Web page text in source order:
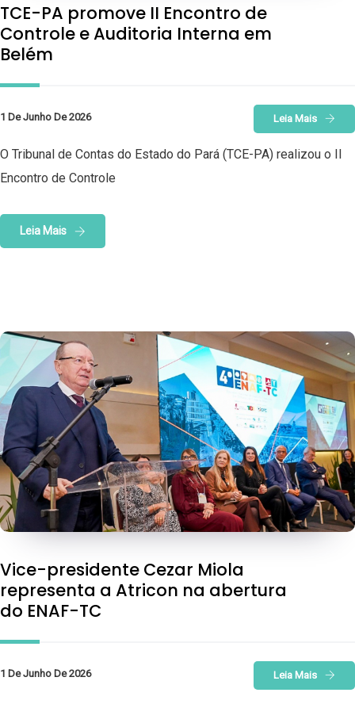
TCE-PA promove II Encontro de
Controle e Auditoria Interna em
Belém
1 De Junho De 2026 Leia Mais
O Tribunal de Contas do Estado do Pará (TCE-PA) realizou o II
Encontro de Controle
Leia Mais
Vice-presidente Cezar Miola
representa a Atricon na abertura
do ENAF-TC
1 De Junho De 2026 Leia Mais